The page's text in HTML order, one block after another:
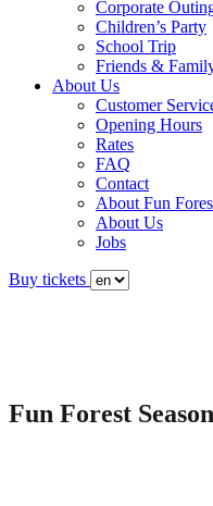
Corporate
Children’s Party
School Trip
Friends &
About Us
Customer
Opening Hours
Rates
FAQ
Contact
About Fun
About Us
Jobs
Buy tickets
Fun Forest